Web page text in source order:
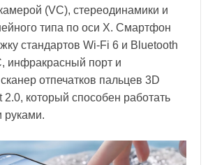
(VC), стереодинамики и
типа по оси X. Смартфон
стандартов Wi‑Fi 6 и Bluetooth
инфракрасный порт и
отпечатков пальцев 3D
который способен работать
руками.